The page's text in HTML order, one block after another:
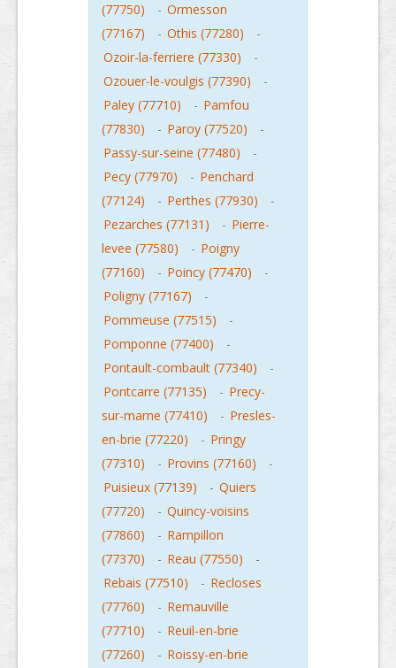
(77750)
- Ormesson
(77167)
- Othis (77280)
-
Ozoir-la-ferriere (77330)
-
Ozouer-le-voulgis (77390)
-
Paley (77710)
- Pamfou
(77830)
- Paroy (77520)
-
Passy-sur-seine (77480)
-
Pecy (77970)
- Penchard
(77124)
- Perthes (77930)
-
Pezarches (77131)
- Pierre-
levee (77580)
- Poigny
(77160)
- Poincy (77470)
-
Poligny (77167)
-
Pommeuse (77515)
-
Pomponne (77400)
-
Pontault-combault (77340)
-
Pontcarre (77135)
- Precy-
sur-marne (77410)
- Presles-
en-brie (77220)
- Pringy
(77310)
- Provins (77160)
-
Puisieux (77139)
- Quiers
(77720)
- Quincy-voisins
(77860)
- Rampillon
(77370)
- Reau (77550)
-
Rebais (77510)
- Recloses
(77760)
- Remauville
(77710)
- Reuil-en-brie
(77260)
- Roissy-en-brie